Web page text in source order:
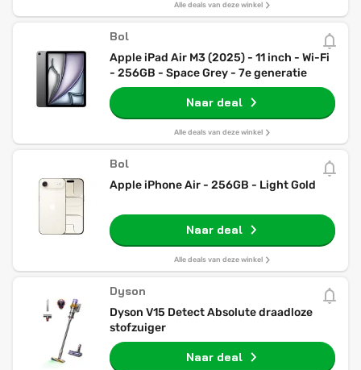
Alle deals van deze winkel
Bol
Apple iPad Air M3 (2025) - 11 inch - Wi-Fi
- 256GB - Space Grey - 7e generatie
Naar deal
Alle deals van deze winkel
Bol
Apple iPhone Air - 256GB - Light Gold
Naar deal
Alle deals van deze winkel
Dyson
Dyson V15 Detect Absolute draadloze
stofzuiger
Naar deal